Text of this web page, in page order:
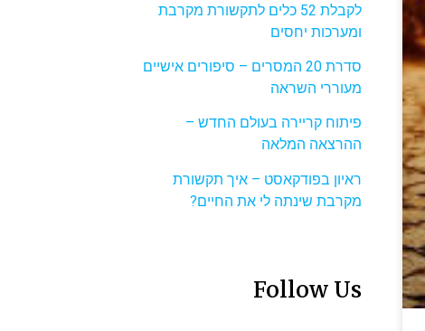
לקבלת 52 כלים לתקשורת מקרבת
ומערכות יחסים
סדרת 20 המסרים – סיפורים אישיים
מעוררי השראה
פיתוח קריירה בעולם החדש –
ההרצאה המלאה
ראיון בפודקאסט – איך תקשורת
מקרבת שינתה לי את החיים?
Follow Us